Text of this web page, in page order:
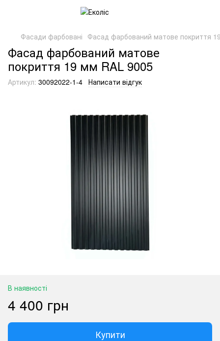
Фасади фарбовані Фасад фарбований матове покриття
Фасад фарбований матове
покриття 19 мм RAL 9005
Артикул: 30092022-1-4 Написати відгук
В наявності
4 400 грн
Купити